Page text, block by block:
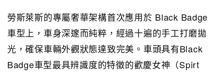
勞斯萊斯的專屬奢華架構首次應用於 Black Badge
車型上，車身深邃而純粹，經過十遍的手工打磨拋
光，確保車輛外觀狀態達致完美。車頭具有Black
Badge車型最具辨識度的特徵的歡慶女神（Spirt